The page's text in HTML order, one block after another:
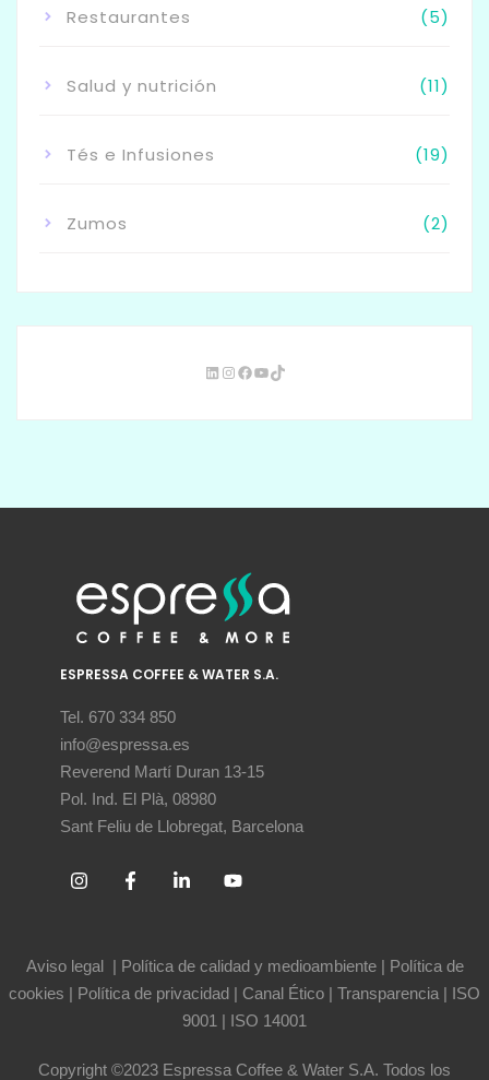
Restaurantes (5)
Salud y nutrición (11)
Tés e Infusiones (19)
Zumos (2)
ESPRESSA COFFEE & WATER S.A.
Tel. 670 334 850
info@espressa.es
Reverend Martí Duran 13-15
Pol. Ind. El Plà, 08980
Sant Feliu de Llobregat, Barcelona
Aviso legal Política de calidad y medioambiente|
Política de
cookies
Política de privacidad Canal Ético Transparencia|
ISO
9001
ISO 14001
Copyright ©2023 Espressa Coffee & Water S.A. Todos los